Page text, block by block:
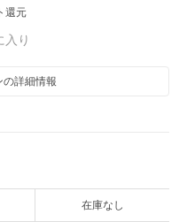
還元
入り
詳細情報
在庫なし